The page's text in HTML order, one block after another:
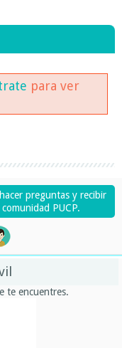
para ver
preguntas y recibir
PUCP.
te encuentres.